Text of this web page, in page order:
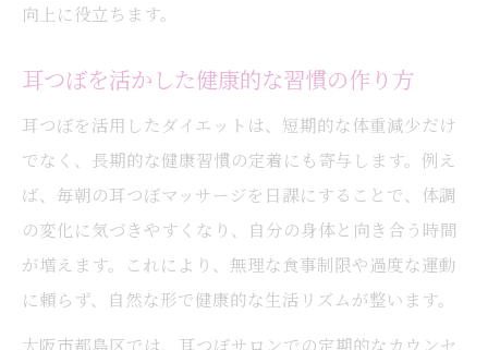
向上に役立ちます。
耳つぼを活かした健康的な習慣の作り方
耳つぼを活用したダイエットは、短期的な体重減少だけ
でなく、長期的な健康習慣の定着にも寄与します。例え
ば、毎朝の耳つぼマッサージを日課にすることで、体調
の変化に気づきやすくなり、自分の身体と向き合う時間
が増えます。これにより、無理な食事制限や過度な運動
に頼らず、自然な形で健康的な生活リズムが整います。
大阪市都島区では、耳つぼサロンでの定期的なカウンセ